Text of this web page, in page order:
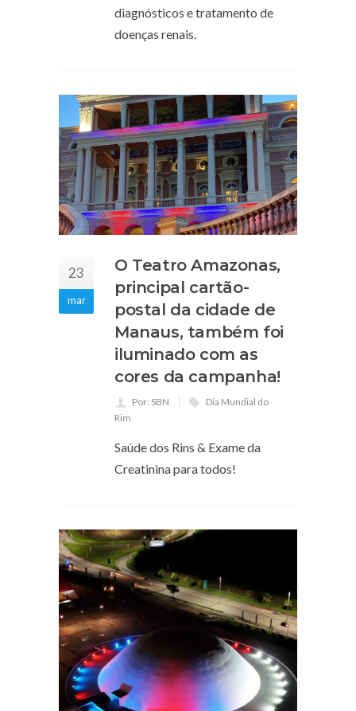
diagnósticos e tratamento de
doenças renais.
23
mar
O Teatro Amazonas,
principal cartão-
postal da cidade de
Manaus, também foi
iluminado com as
cores da campanha!
Por: SBN
Dia Mundial do
Rim
Saúde dos Rins & Exame da
Creatinina para todos!